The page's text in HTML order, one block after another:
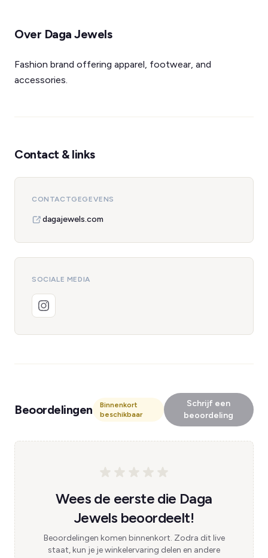
Over Daga Jewels
Fashion brand offering apparel, footwear, and
accessories.
Contact & links
CONTACTGEGEVENS
dagajewels.com
SOCIALE MEDIA
Beoordelingen
Binnenkort
beschikbaar
Schrijf een
beoordeling
Wees de eerste die Daga
Jewels beoordeelt!
Beoordelingen komen binnenkort. Zodra dit live
staat, kun je je winkelervaring delen en andere